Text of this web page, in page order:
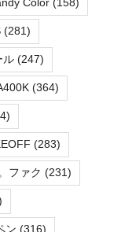
(281)
ル (247)
(364)
(283)
ファク (231)
ン (316)